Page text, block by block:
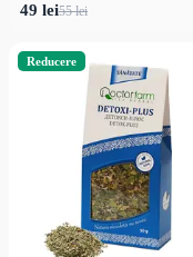
49 lei55 lei
Reducere